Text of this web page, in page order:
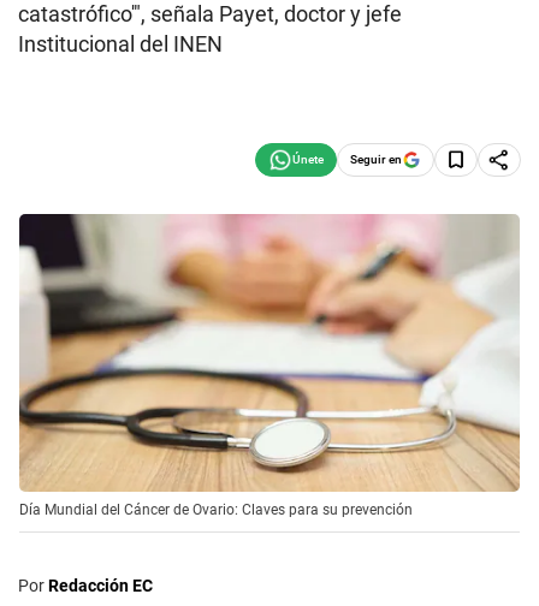
catastrófico'", señala Payet, doctor y jefe
Institucional del INEN
Seguir en
Día Mundial del Cáncer de Ovario: Claves para su prevención
PorRedacción EC